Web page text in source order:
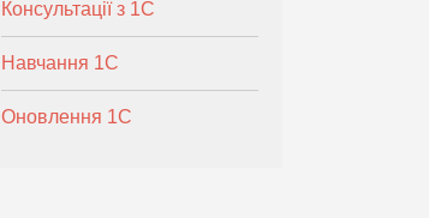
Консультації з 1С
Навчання 1С
Оновлення 1С